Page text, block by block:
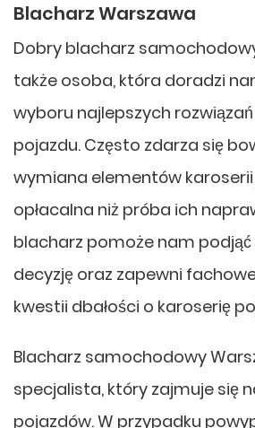
Blacharz Warszawa
Dobry blacharz
także osoba, która doradzi
wyboru najlepszych
pojazdu. Często zdarza się
wymiana elementów
opłacalna niż próba ich
blacharz pomoże nam podjąć
decyzję oraz zapewni
kwestii dbałości o karoserię
Blacharz samochodowy
specjalista, który zajmuje się
pojazdów. W przypadku